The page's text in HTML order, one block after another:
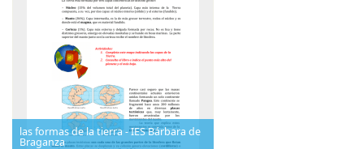
las formas de la tierra - IES Bárbara de
Braganza